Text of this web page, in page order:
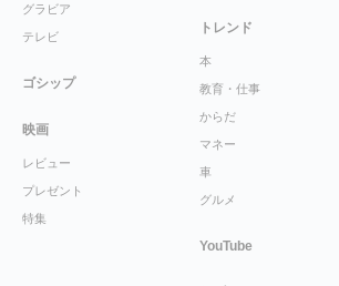
グラビア
テレビ
ゴシップ
映画
レビュー
プレゼント
特集
トレンド
本
教育・仕事
からだ
マネー
車
グルメ
YouTube